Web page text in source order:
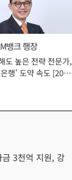
뱅크 행장
도 높은 전략 전문가,
행' 도약 속도 [2026
3천억 지원, 강